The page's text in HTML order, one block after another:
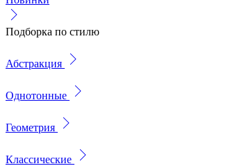
Подборка по стилю
Абстракция
Однотонные
Геометрия
Классические